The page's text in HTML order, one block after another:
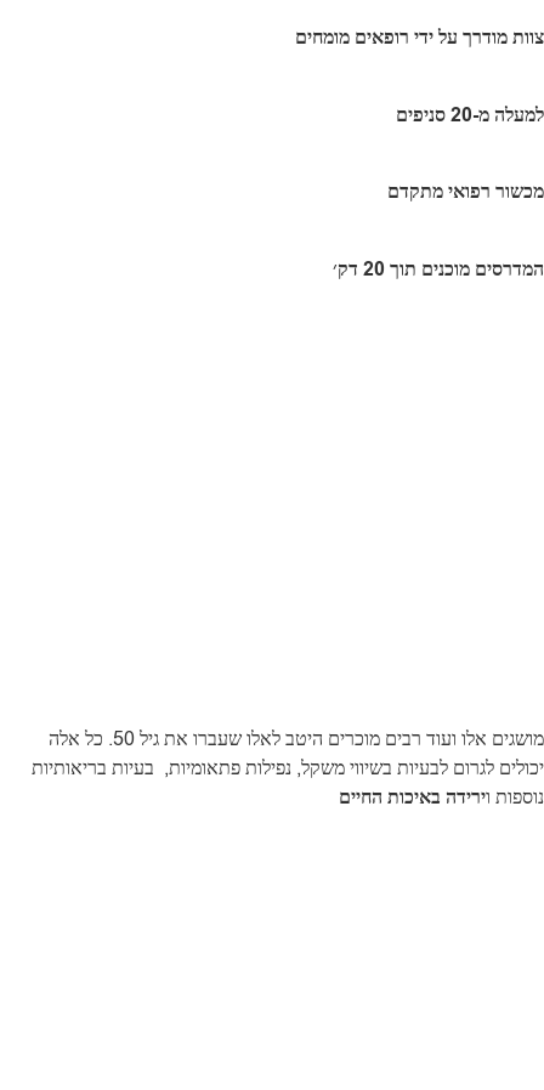
צוות מודרך על ידי רופאים מומחים
למעלה מ-20 סניפים
מכשור רפואי מתקדם
המדרסים מוכנים תוך 20 דק׳
מושגים אלו ועוד רבים מוכרים היטב לאלו שעברו את גיל 50. כל אלה
יכולים לגרום לבעיות בשיווי משקל, נפילות פתאומיות, בעיות בריאותיות
נוספות וירידה באיכות החיים